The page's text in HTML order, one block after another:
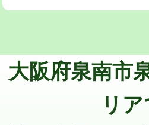
マス交換（土の掘削・埋め戻し作
マス交換（深さ50㎝以上）
コンクリート斫り（厚さ10㎝超え）
追加トーラー機使用/3m超え
大阪府泉南市
リ